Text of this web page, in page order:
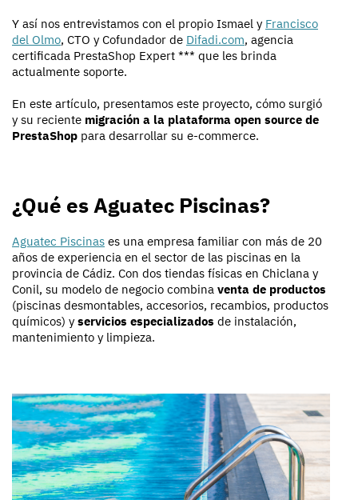
Y así nos entrevistamos con el propio Ismael y Francisco
del Olmo, CTO y Cofundador de Difadi.com, agencia
certificada PrestaShop Expert *** que les brinda
actualmente soporte.
En este artículo, presentamos este proyecto, cómo surgió
y su reciente migración a la plataforma open source de
PrestaShop para desarrollar su e-commerce.
¿Qué es Aguatec Piscinas?
Aguatec Piscinas es una empresa familiar con más de 20
años de experiencia en el sector de las piscinas en la
provincia de Cádiz. Con dos tiendas físicas en Chiclana y
Conil, su modelo de negocio combina venta de productos
(piscinas desmontables, accesorios, recambios, productos
químicos) y servicios especializados de instalación,
mantenimiento y limpieza.